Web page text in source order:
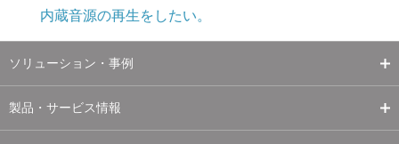
内蔵音源の再生をしたい。
ソリューション・事例
製品・サービス情報